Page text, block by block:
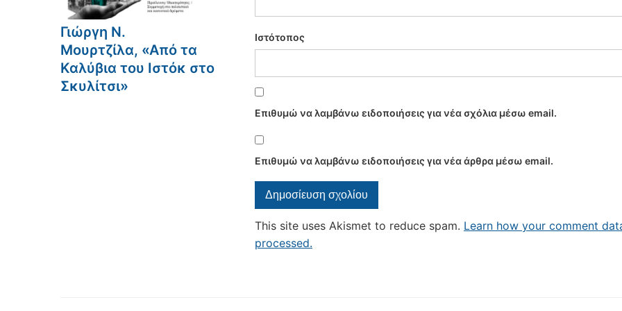
Γιώργη Ν.
Μουρτζίλα, «Από τα
Καλύβια του Ιστόκ στο
Σκυλίτσι»
Ιστότοπος
Επιθυμώ να λαμβάνω ειδοποιήσεις για νέα σχόλια μέσω email.
Επιθυμώ να λαμβάνω ειδοποιήσεις για νέα άρθρα μέσω email.
This site uses Akismet to reduce spam. Learn how your comment
processed.